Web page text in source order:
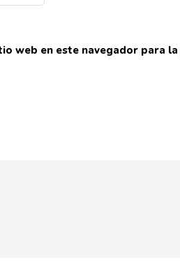
web en este navegador para